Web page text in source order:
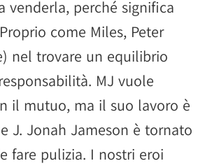
venderla, perché significa
come Miles, Peter
nel trovare un equilibrio
MJ vuole
il mutuo, ma il suo lavoro è
J. Jonah Jameson è tornato
fare pulizia. I nostri eroi